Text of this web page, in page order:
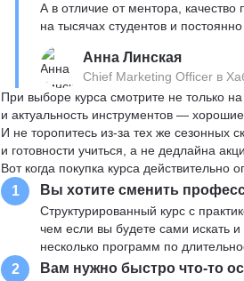
А в отличие от ментора, качество
на тысячах студентов и
Анна Линская
Chief Marketing Officer в
При выборе курса смотрите не только
и актуальность инструментов —
И не торопитесь из-за тех же сезонных
и готовности учиться, а не дедлайна
Вот когда покупка курса действительно
1 Вы хотите сменить
Структурированный курс с
чем если вы будете сами искать
несколько программ по
2 Вам нужно быстро что-то